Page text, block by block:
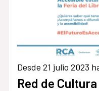
Desde 21 julio 2023
Red de